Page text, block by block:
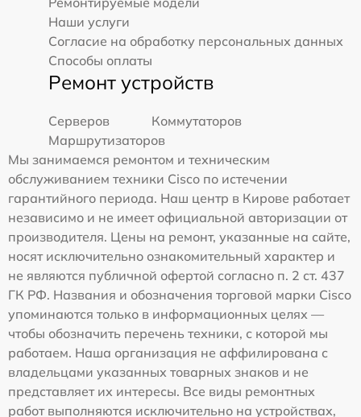
Наши услуги
Согласие на обработку персональных данных
Способы оплаты
Ремонт устройств
Серверов
Коммутаторов
Маршрутизаторов
Мы занимаемся ремонтом и техническим
обслуживанием техники Cisco по истечении
гарантийного периода. Наш центр в Кирове работает
независимо и не имеет официальной авторизации от
производителя. Цены на ремонт, указанные на сайте,
носят исключительно ознакомительный характер и
не являются публичной офертой согласно п. 2 ст. 437
ГК РФ. Названия и обозначения торговой марки Cisco
упоминаются только в информационных целях —
чтобы обозначить перечень техники, с которой мы
работаем. Наша организация не аффилирована с
владельцами указанных товарных знаков и не
представляет их интересы. Все виды ремонтных
работ выполняются исключительно на устройствах,